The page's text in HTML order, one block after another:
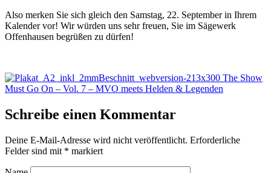
Also merken Sie sich gleich den Samstag, 22. September in Ihrem
Kalender vor! Wir würden uns sehr freuen, Sie im Sägewerk
Offenhausen begrüßen zu dürfen!
Schreibe einen Kommentar
Deine E-Mail-Adresse wird nicht veröffentlicht. Erforderliche
Felder sind mit * markiert